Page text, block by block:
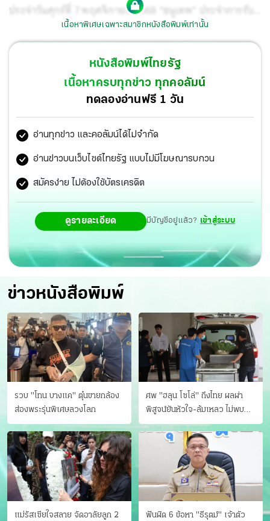
ประจำวันศุกร์ที่ 7 พฤศจิกายน 2568 “ธนูเทพ” ประจำการรับ
ใช้ท่านผู้อ่าน...เนื้อหาพิเศษเฉพาะสมาชิกหนังสือพิมพ์เท่านั้น
หนังสือพิมพ์ไทยรัฐ
เนื้อหาครบทุกข่าว ทุกคอลัมน์
ทดลองอ่านฟรี 1 วัน
อ่านทุกข่าว และคอลัมน์ได้ไม่จำกัด
อ่านข่าวบนเว็บไซต์ไทยรัฐ แบบไม่มีโฆษณารบกวน
สมัครง่าย ไม่ต้องใช้บัตรเครดิต
ดูรายละเอียด มีบัญชีอยู่แล้ว? เข้าสู่ระบบ
ข่าวหนังสือพิมพ์
รวบ "โทน บางแค" ตุ๋นขายกล้อง
ส่องพระรุ่นพิเศษลวงโลก
ศพ "ฮลุน โซโล่" ถึงไทย ผลผ่า
พิสูจน์ยันหัวใจ-ล้มเหลว ไม่พบ
บาดแผล
แม่รัสเซียใจสลาย จัดอาลัยลูก 2
ฟันผิด 6 ข้อหา "ธีรุตม์" เจ้าตัว